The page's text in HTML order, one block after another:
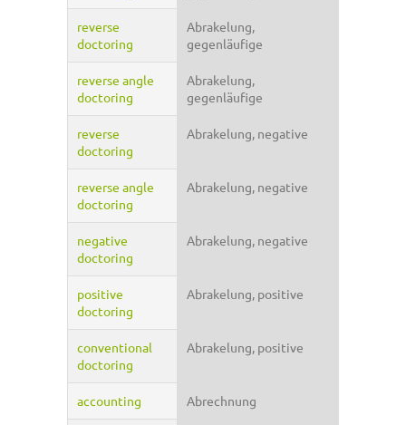
reverse
doctoring
Abrakelung,
gegenläufige
reverse angle
doctoring
Abrakelung,
gegenläufige
reverse
doctoring
Abrakelung, negative
reverse angle
doctoring
Abrakelung, negative
negative
doctoring
Abrakelung, negative
positive
doctoring
Abrakelung, positive
conventional
doctoring
Abrakelung, positive
accounting Abrechnung